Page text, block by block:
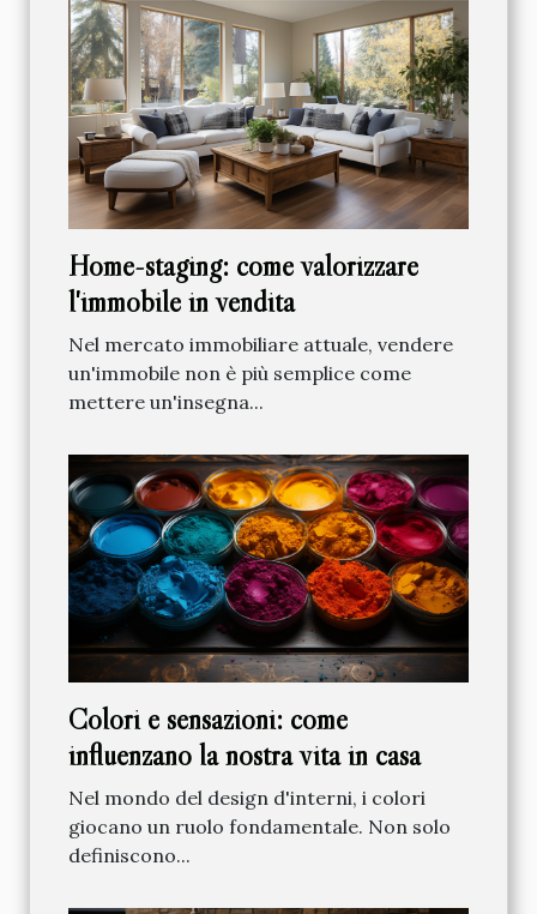
Home-staging: come valorizzare
l'immobile in vendita
Nel mercato immobiliare attuale, vendere
un'immobile non è più semplice come
mettere un'insegna...
Colori e sensazioni: come
influenzano la nostra vita in casa
Nel mondo del design d'interni, i colori
giocano un ruolo fondamentale. Non solo
definiscono...